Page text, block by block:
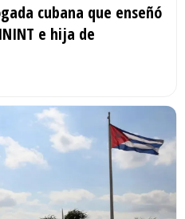
cubana que enseñó
e hija de